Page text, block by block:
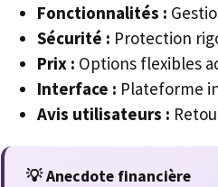
Fonctionnalités :
Sécurité : Protection
Prix : Options flexibles
Interface : Plateforme
Avis utilisateurs :
💡 Anecdote financière